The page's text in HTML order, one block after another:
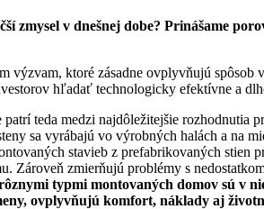
zmysel v dnešnej dobe? Prinášame
výzvam, ktoré zásadne ovplyvňujú
hľadať technologicky efektívne a
teda medzi najdôležitejšie rozhodnutia
sa vyrábajú vo výrobných halách a na
stavieb z prefabrikovaných stien
Zároveň zmierňujú problémy s
typmi montovaných domov sú v
ovplyvňujú komfort, náklady aj